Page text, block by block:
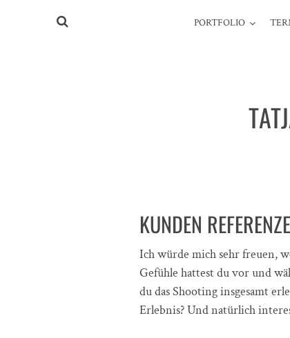
PORTFOLIO
KUNDEN
Ich würde mich sehr freuen,
Gefühle hattest du vor und
du das Shooting insgesamt
Erlebnis? Und natürlich